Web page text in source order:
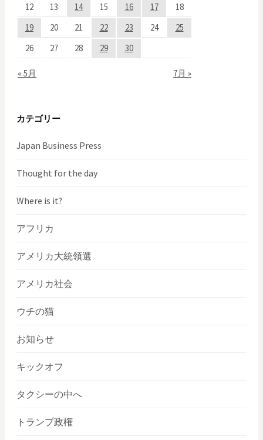
ョ
ン
« 5月 7月 »
12
13 14 15 16 17
18
19
20 21 22 23 24
25
26
27 28 29 30
カテゴリー
Japan Business Press
Thought for the day
Where is it?
アフリカ
アメリカ大統領選
アメリカ社会
ウチの猫
お知らせ
キックオフ
タクシーの中へ
トランプ政権